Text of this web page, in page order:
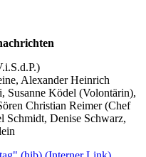
Alexander Heinrich
Susanne Ködel (Volontärin),
Christian Reimer (Chef
Schmidt, Denise Schwarz,